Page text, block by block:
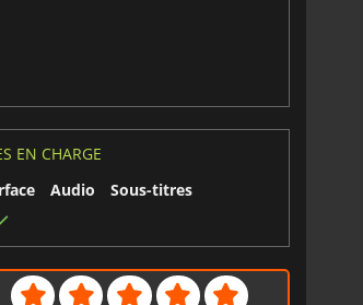
EN CHARGE
Audio
Sous-titres